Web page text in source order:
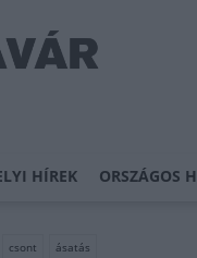
HÍREK ORSZÁGOS
csont ásatás